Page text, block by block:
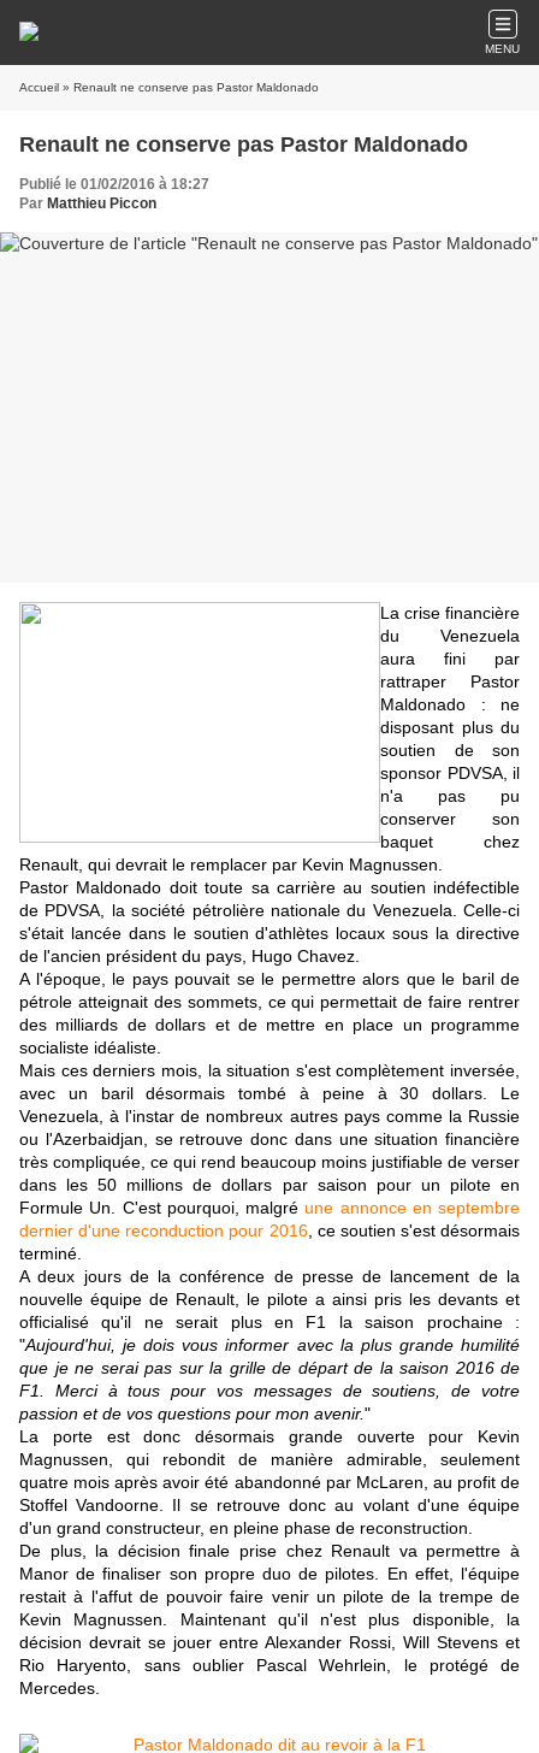
MENU
Accueil » Renault ne conserve pas Pastor Maldonado
Renault ne conserve pas Pastor Maldonado
Publié le 01/02/2016 à 18:27
Par Matthieu Piccon
La crise financière
du Venezuela
aura fini par
rattraper Pastor
Maldonado : ne
disposant plus du
soutien de son
sponsor PDVSA, il
n'a pas pu
conserver son
baquet chez
Renault, qui devrait le remplacer par Kevin Magnussen.
Pastor Maldonado doit toute sa carrière au soutien indéfectible
de PDVSA, la société pétrolière nationale du Venezuela. Celle-ci
s'était lancée dans le soutien d'athlètes locaux sous la directive
de l'ancien président du pays, Hugo Chavez.
A l'époque, le pays pouvait se le permettre alors que le baril de
pétrole atteignait des sommets, ce qui permettait de faire rentrer
des milliards de dollars et de mettre en place un programme
socialiste idéaliste.
Mais ces derniers mois, la situation s'est complètement inversée,
avec un baril désormais tombé à peine à 30 dollars. Le
Venezuela, à l'instar de nombreux autres pays comme la Russie
ou l'Azerbaidjan, se retrouve donc dans une situation financière
très compliquée, ce qui rend beaucoup moins justifiable de verser
dans les 50 millions de dollars par saison pour un pilote en
Formule Un. C'est pourquoi, malgréune annonce en septembre
dernier d'une reconduction pour 2016, ce soutien s'est désormais
terminé.
A deux jours de la conférence de presse de lancement de la
nouvelle équipe de Renault, le pilote a ainsi pris les devants et
officialisé qu'il ne serait plus en F1 la saison prochaine :
"Aujourd'hui, je dois vous informer avec la plus grande humilité
que je ne serai pas sur la grille de départ de la saison 2016 de
F1. Merci à tous pour vos messages de soutiens, de votre
passion et de vos questions pour mon avenir."
La porte est donc désormais grande ouverte pour Kevin
Magnussen, qui rebondit de manière admirable, seulement
quatre mois après avoir été abandonné par McLaren, au profit de
Stoffel Vandoorne. Il se retrouve donc au volant d'une équipe
d'un grand constructeur, en pleine phase de reconstruction.
De plus, la décision finale prise chez Renault va permettre à
Manor de finaliser son propre duo de pilotes. En effet, l'équipe
restait à l'affut de pouvoir faire venir un pilote de la trempe de
Kevin Magnussen. Maintenant qu'il n'est plus disponible, la
décision devrait se jouer entre Alexander Rossi, Will Stevens et
Rio Haryento, sans oublier Pascal Wehrlein, le protégé de
Mercedes.